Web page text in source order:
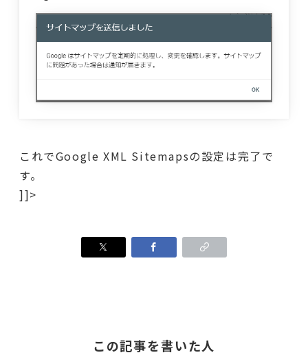
これでGoogle XML Sitemapsの設定は完了で
す。
]]>
この記事を書いた人